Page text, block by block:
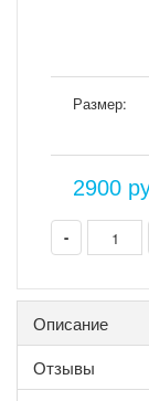
Размер:
2900
-
Описание
Отзывы